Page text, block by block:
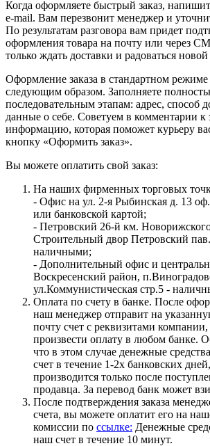
Когда оформляете быстрый заказ,
e-mail. Вам перезвонит менеджер и
По результатам разговора вам придет
оформления товара на почту или через
только ждать доставки и радоваться
Оформление заказа в стандартном
следующим образом. Заполняете
последовательным этапам: адрес, способ
данные о себе. Советуем в комментарии к
информацию, которая поможет курьеру
кнопку «Оформить заказ».
Вы можете оплатить свой заказ:
На наших фирменных торговых
- Офис на ул. 2-я Рыбинская д. 13
или банковской картой;
- Петровский 26-й км.
Строительный двор Петровский
наличными;
- Дополнительный офис и
Воскресенский район,
ул.Коммунистическая стр.5 -
Оплата по счету в банке. После
наш менеджер отправит на
почту счет с реквизитами
произвести оплату в любом банке.
что в этом случае денежные
счет в течение 1-2х банковских
производится только после
продавца. За перевод банк может
После подтверждения заказа
счета, вы можете оплатит его на
комиссии по ссылке: Денежные
наш счет в течение 10 минут.